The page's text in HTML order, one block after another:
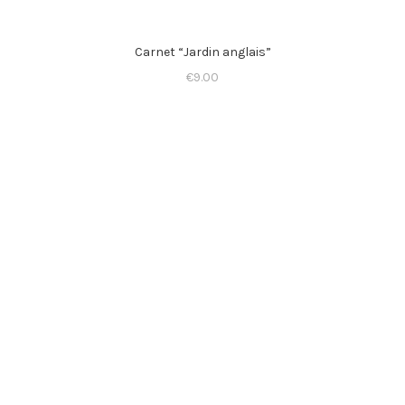
Carnet “Jardin anglais”
€9.00